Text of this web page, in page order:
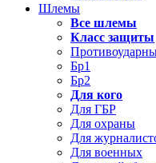
Шлемы
Все шлемы
Класс защиты
Бр1
Бр2
Для кого
Для ГБР
Для охраны
Для
Для военных